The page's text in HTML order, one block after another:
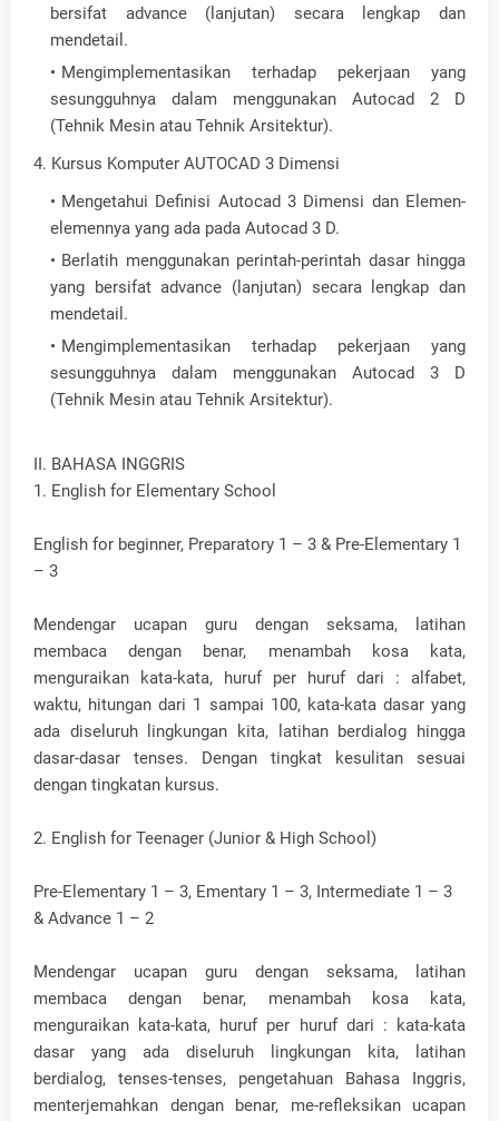
bersifat advance (lanjutan) secara lengkap dan
mendetail.
Mengimplementasikan terhadap pekerjaan yang
sesungguhnya dalam menggunakan Autocad 2 D
(Tehnik Mesin atau Tehnik Arsitektur).
4. Kursus Komputer AUTOCAD 3 Dimensi
Mengetahui Definisi Autocad 3 Dimensi dan Elemen-
elemennya yang ada pada Autocad 3 D.
Berlatih menggunakan perintah-perintah dasar hingga
yang bersifat advance (lanjutan) secara lengkap dan
mendetail.
Mengimplementasikan terhadap pekerjaan yang
sesungguhnya dalam menggunakan Autocad 3 D
(Tehnik Mesin atau Tehnik Arsitektur).
II. BAHASA INGGRIS
1. English for Elementary School
English for beginner, Preparatory 1 – 3 & Pre-Elementary 1
– 3
Mendengar ucapan guru dengan seksama, latihan
membaca dengan benar, menambah kosa kata,
menguraikan kata-kata, huruf per huruf dari : alfabet,
waktu, hitungan dari 1 sampai 100, kata-kata dasar yang
ada diseluruh lingkungan kita, latihan berdialog hingga
dasar-dasar tenses. Dengan tingkat kesulitan sesuai
dengan tingkatan kursus.
2. English for Teenager (Junior & High School)
Pre-Elementary 1 – 3, Ementary 1 – 3, Intermediate 1 – 3
& Advance 1 – 2
Mendengar ucapan guru dengan seksama, latihan
membaca dengan benar, menambah kosa kata,
menguraikan kata-kata, huruf per huruf dari : kata-kata
dasar yang ada diseluruh lingkungan kita, latihan
berdialog, tenses-tenses, pengetahuan Bahasa Inggris,
menterjemahkan dengan benar, me-refleksikan ucapan